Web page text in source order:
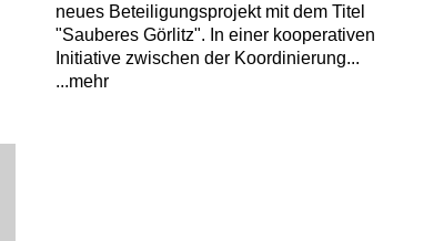
neues Beteiligungsprojekt mit dem Titel
"Sauberes Görlitz". In einer kooperativen
Initiative zwischen der Koordinierung...
...mehr